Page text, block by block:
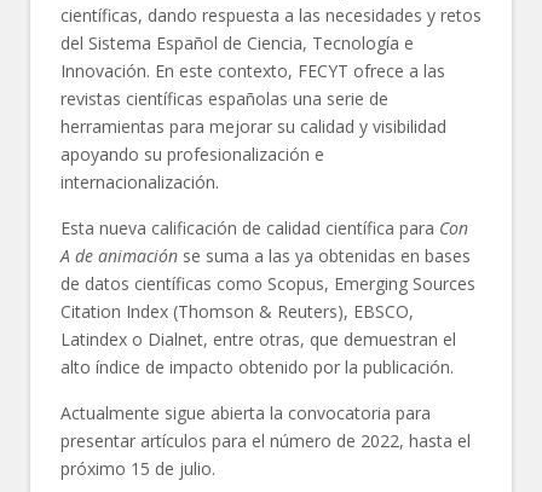
científicas, dando respuesta a las necesidades y retos
del Sistema Español de Ciencia, Tecnología e
Innovación. En este contexto, FECYT ofrece a las
revistas científicas españolas una serie de
herramientas para mejorar su calidad y visibilidad
apoyando su profesionalización e
internacionalización.
Esta nueva calificación de calidad científica para Con
A de animación se suma a las ya obtenidas en bases
de datos científicas como Scopus, Emerging Sources
Citation Index (Thomson & Reuters), EBSCO,
Latindex o Dialnet, entre otras, que demuestran el
alto índice de impacto obtenido por la publicación.
Actualmente sigue abierta la convocatoria para
presentar artículos para el número de 2022, hasta el
próximo 15 de julio.